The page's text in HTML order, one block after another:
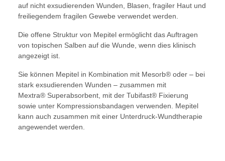
auf nicht exsudierenden Wunden, Blasen, fragiler Haut und
freiliegendem fragilen Gewebe verwendet werden.
Die offene Struktur von Mepitel ermöglicht das Auftragen
von topischen Salben auf die Wunde, wenn dies klinisch
angezeigt ist.
Sie können Mepitel in Kombination mit Mesorb® oder – bei
stark exsudierenden Wunden – zusammen mit
Mextra® Superabsorbent, mit der Tubifast® Fixierung
sowie unter Kompressionsbandagen verwenden. Mepitel
kann auch zusammen mit einer Unterdruck-Wundtherapie
angewendet werden.